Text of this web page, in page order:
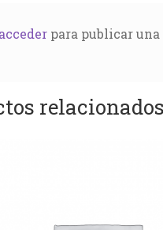
accederpara publicar una
relacionados